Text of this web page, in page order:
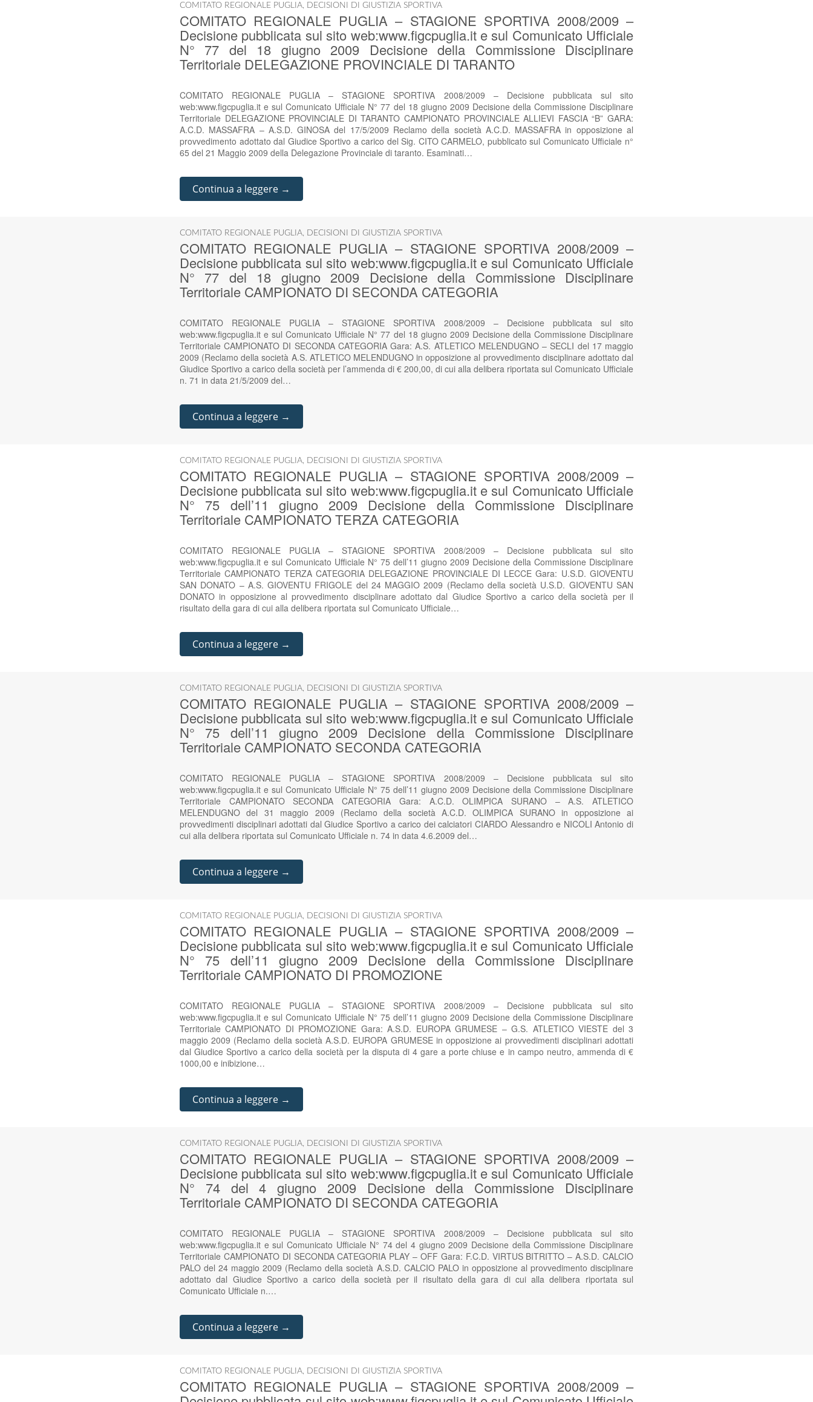
COMITATO REGIONALE PUGLIA, DECISIONI DI GIUSTIZIA SPORTIVA
COMITATO REGIONALE PUGLIA – STAGIONE SPORTIVA 2008/2009 –
Decisione pubblicata sul sito web:www.figcpuglia.it e sul Comunicato Ufficiale
N° 77 del 18 giugno 2009 Decisione della Commissione Disciplinare
Territoriale DELEGAZIONE PROVINCIALE DI TARANTO
COMITATO REGIONALE PUGLIA – STAGIONE SPORTIVA 2008/2009 – Decisione pubblicata sul sito
web:www.figcpuglia.it e sul Comunicato Ufficiale N° 77 del 18 giugno 2009 Decisione della Commissione Disciplinare
Territoriale DELEGAZIONE PROVINCIALE DI TARANTO CAMPIONATO PROVINCIALE ALLIEVI FASCIA “B” GARA:
A.C.D. MASSAFRA – A.S.D. GINOSA del 17/5/2009 Reclamo della società A.C.D. MASSAFRA in opposizione al
provvedimento adottato dal Giudice Sportivo a carico del Sig. CITO CARMELO, pubblicato sul Comunicato Ufficiale n°
65 del 21 Maggio 2009 della Delegazione Provinciale di taranto. Esaminati…
Continua a leggere →
COMITATO REGIONALE PUGLIA, DECISIONI DI GIUSTIZIA SPORTIVA
COMITATO REGIONALE PUGLIA – STAGIONE SPORTIVA 2008/2009 –
Decisione pubblicata sul sito web:www.figcpuglia.it e sul Comunicato Ufficiale
N° 77 del 18 giugno 2009 Decisione della Commissione Disciplinare
Territoriale CAMPIONATO DI SECONDA CATEGORIA
COMITATO REGIONALE PUGLIA – STAGIONE SPORTIVA 2008/2009 – Decisione pubblicata sul sito
web:www.figcpuglia.it e sul Comunicato Ufficiale N° 77 del 18 giugno 2009 Decisione della Commissione Disciplinare
Territoriale CAMPIONATO DI SECONDA CATEGORIA Gara: A.S. ATLETICO MELENDUGNO – SECLI del 17 maggio
2009 (Reclamo della società A.S. ATLETICO MELENDUGNO in opposizione al provvedimento disciplinare adottato dal
Giudice Sportivo a carico della società per l’ammenda di € 200,00, di cui alla delibera riportata sul Comunicato Ufficiale
n. 71 in data 21/5/2009 del…
Continua a leggere →
COMITATO REGIONALE PUGLIA, DECISIONI DI GIUSTIZIA SPORTIVA
COMITATO REGIONALE PUGLIA – STAGIONE SPORTIVA 2008/2009 –
Decisione pubblicata sul sito web:www.figcpuglia.it e sul Comunicato Ufficiale
N° 75 dell’11 giugno 2009 Decisione della Commissione Disciplinare
Territoriale CAMPIONATO TERZA CATEGORIA
COMITATO REGIONALE PUGLIA – STAGIONE SPORTIVA 2008/2009 – Decisione pubblicata sul sito
web:www.figcpuglia.it e sul Comunicato Ufficiale N° 75 dell’11 giugno 2009 Decisione della Commissione Disciplinare
Territoriale CAMPIONATO TERZA CATEGORIA DELEGAZIONE PROVINCIALE DI LECCE Gara: U.S.D. GIOVENTU
SAN DONATO – A.S. GIOVENTU FRIGOLE del 24 MAGGIO 2009 (Reclamo della società U.S.D. GIOVENTU SAN
DONATO in opposizione al provvedimento disciplinare adottato dal Giudice Sportivo a carico della società per il
risultato della gara di cui alla delibera riportata sul Comunicato Ufficiale…
Continua a leggere →
COMITATO REGIONALE PUGLIA, DECISIONI DI GIUSTIZIA SPORTIVA
COMITATO REGIONALE PUGLIA – STAGIONE SPORTIVA 2008/2009 –
Decisione pubblicata sul sito web:www.figcpuglia.it e sul Comunicato Ufficiale
N° 75 dell’11 giugno 2009 Decisione della Commissione Disciplinare
Territoriale CAMPIONATO SECONDA CATEGORIA
COMITATO REGIONALE PUGLIA – STAGIONE SPORTIVA 2008/2009 – Decisione pubblicata sul sito
web:www.figcpuglia.it e sul Comunicato Ufficiale N° 75 dell’11 giugno 2009 Decisione della Commissione Disciplinare
Territoriale CAMPIONATO SECONDA CATEGORIA Gara: A.C.D. OLIMPICA SURANO – A.S. ATLETICO
MELENDUGNO del 31 maggio 2009 (Reclamo della società A.C.D. OLIMPICA SURANO in opposizione ai
provvedimenti disciplinari adottati dal Giudice Sportivo a carico dei calciatori CIARDO Alessandro e NICOLI Antonio di
cui alla delibera riportata sul Comunicato Ufficiale n. 74 in data 4.6.2009 del…
Continua a leggere →
COMITATO REGIONALE PUGLIA, DECISIONI DI GIUSTIZIA SPORTIVA
COMITATO REGIONALE PUGLIA – STAGIONE SPORTIVA 2008/2009 –
Decisione pubblicata sul sito web:www.figcpuglia.it e sul Comunicato Ufficiale
N° 75 dell’11 giugno 2009 Decisione della Commissione Disciplinare
Territoriale CAMPIONATO DI PROMOZIONE
COMITATO REGIONALE PUGLIA – STAGIONE SPORTIVA 2008/2009 – Decisione pubblicata sul sito
web:www.figcpuglia.it e sul Comunicato Ufficiale N° 75 dell’11 giugno 2009 Decisione della Commissione Disciplinare
Territoriale CAMPIONATO DI PROMOZIONE Gara: A.S.D. EUROPA GRUMESE – G.S. ATLETICO VIESTE del 3
maggio 2009 (Reclamo della società A.S.D. EUROPA GRUMESE in opposizione ai provvedimenti disciplinari adottati
dal Giudice Sportivo a carico della società per la disputa di 4 gare a porte chiuse e in campo neutro, ammenda di €
1000,00 e inibizione…
Continua a leggere →
COMITATO REGIONALE PUGLIA, DECISIONI DI GIUSTIZIA SPORTIVA
COMITATO REGIONALE PUGLIA – STAGIONE SPORTIVA 2008/2009 –
Decisione pubblicata sul sito web:www.figcpuglia.it e sul Comunicato Ufficiale
N° 74 del 4 giugno 2009 Decisione della Commissione Disciplinare
Territoriale CAMPIONATO DI SECONDA CATEGORIA
COMITATO REGIONALE PUGLIA – STAGIONE SPORTIVA 2008/2009 – Decisione pubblicata sul sito
web:www.figcpuglia.it e sul Comunicato Ufficiale N° 74 del 4 giugno 2009 Decisione della Commissione Disciplinare
Territoriale CAMPIONATO DI SECONDA CATEGORIA PLAY – OFF Gara: F.C.D. VIRTUS BITRITTO – A.S.D. CALCIO
PALO del 24 maggio 2009 (Reclamo della società A.S.D. CALCIO PALO in opposizione al provvedimento disciplinare
adottato dal Giudice Sportivo a carico della società per il risultato della gara di cui alla delibera riportata sul
Comunicato Ufficiale n.…
Continua a leggere →
COMITATO REGIONALE PUGLIA, DECISIONI DI GIUSTIZIA SPORTIVA
COMITATO REGIONALE PUGLIA – STAGIONE SPORTIVA 2008/2009 –